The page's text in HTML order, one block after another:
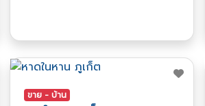
ขาย - บ้าน